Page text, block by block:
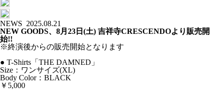
NEWS 2025.08.21
NEW GOODS、8月23日(土) 吉祥寺CRESCENDOより販売開
始!!
※終演後からの販売開始となります
● T-Shirts「THE DAMNED」
Size：ワンサイズ(XL)
Body Color：BLACK
￥5,000